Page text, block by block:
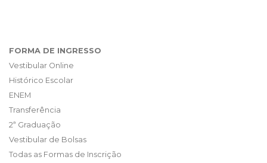
FORMA DE INGRESSO
Vestibular Online
Histórico Escolar
ENEM
Transferência
2ª Graduação
Vestibular de Bolsas
Todas as Formas de Inscrição